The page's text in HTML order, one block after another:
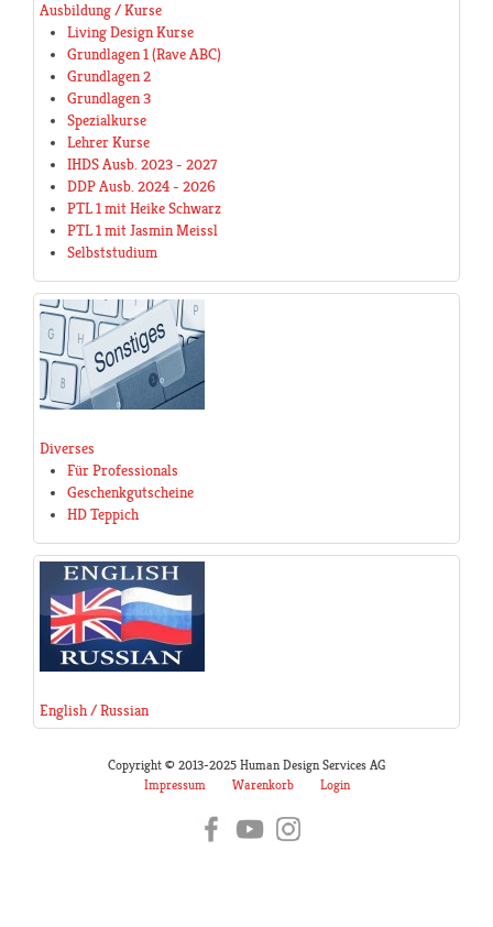
Ausbildung / Kurse
Living Design Kurse
Grundlagen 1 (Rave ABC)
Grundlagen 2
Grundlagen 3
Spezialkurse
Lehrer Kurse
IHDS Ausb. 2023 - 2027
DDP Ausb. 2024 - 2026
PTL 1 mit Heike Schwarz
PTL 1 mit Jasmin Meissl
Selbststudium
Diverses
Für Professionals
Geschenkgutscheine
HD Teppich
English / Russian
Copyright © 2013-2025 Human Design Services AG
Impressum
Warenkorb Login